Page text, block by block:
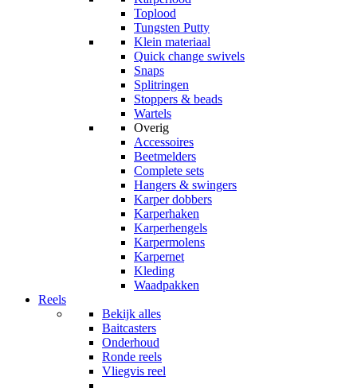
Toplood
Tungsten Putty
Klein materiaal
Quick change swivels
Snaps
Splitringen
Stoppers & beads
Wartels
Overig
Accessoires
Beetmelders
Complete sets
Hangers & swingers
Karper dobbers
Karperhaken
Karperhengels
Karpermolens
Karpernet
Kleding
Waadpakken
Reels
Bekijk alles
Baitcasters
Onderhoud
Ronde reels
Vliegvis reel